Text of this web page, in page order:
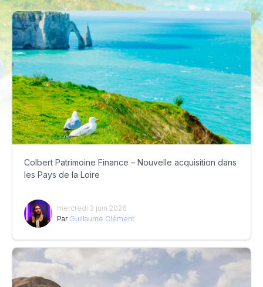
Colbert Patrimoine Finance – Nouvelle acquisition dans
les Pays de la Loire
mercredi 3 juin 2026
Par Guillaume Clément